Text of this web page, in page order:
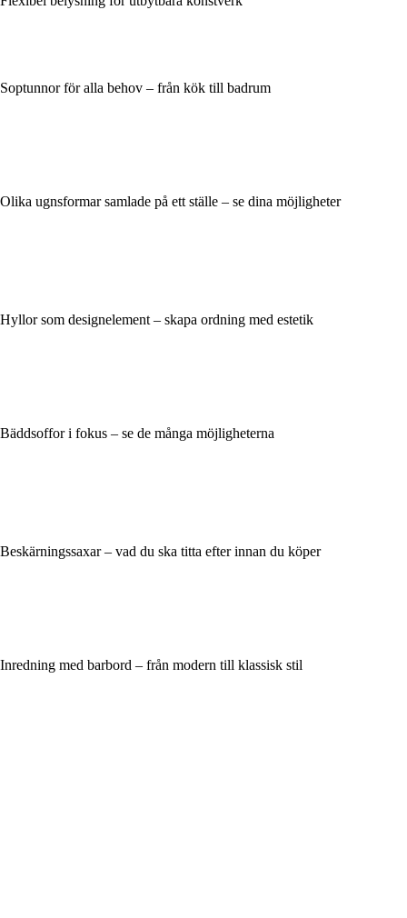
Soptunnor för alla behov – från kök till badrum
Olika ugnsformar samlade på ett ställe – se dina möjligheter
Hyllor som designelement – skapa ordning med estetik
Bäddsoffor i fokus – se de många möjligheterna
Beskärningssaxar – vad du ska titta efter innan du köper
Inredning med barbord – från modern till klassisk stil